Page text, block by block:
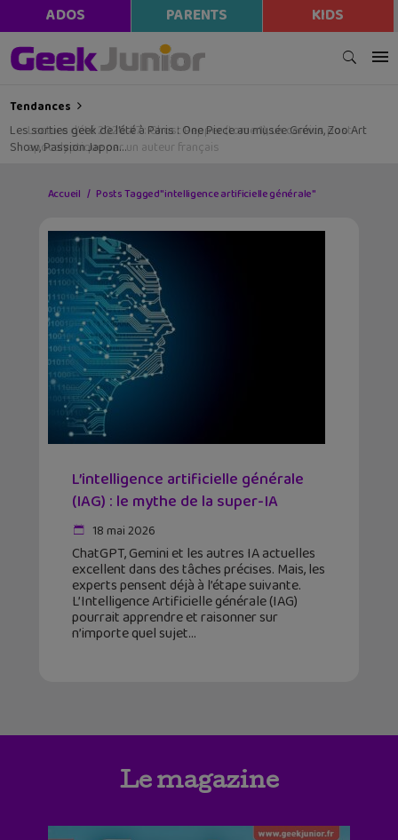
ADOS PARENTS KIDS
Tendances
Les sorties geek de l’été à Paris : One Piece au musée Grévin, Zoo Art
Show, Passion Japon…
Accueil Posts Tagged "intelligence artificielle générale"
L’intelligence artificielle générale
(IAG) : le mythe de la super-IA
18 mai 2026
ChatGPT, Gemini et les autres IA actuelles
excellent dans des tâches précises. Mais, les
experts pensent déjà à l’étape suivante.
L’Intelligence Artificielle générale (IAG)
pourrait apprendre et raisonner sur
n’importe quel sujet
Le magazine